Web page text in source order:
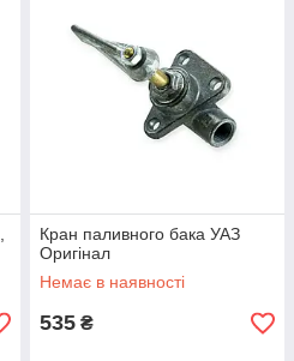
Кран паливного бака УАЗ
Оригінал
Немає в наявності
535 ₴